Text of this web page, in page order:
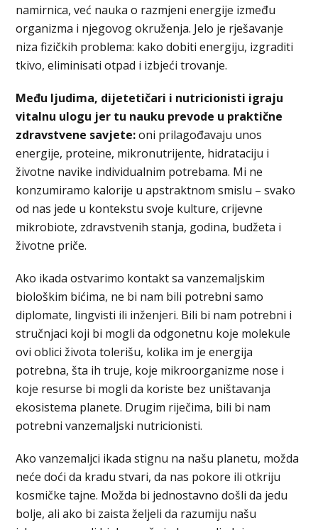
namirnica, već nauka o razmjeni energije između
organizma i njegovog okruženja. Jelo je rješavanje
niza fizičkih problema: kako dobiti energiju, izgraditi
tkivo, eliminisati otpad i izbjeći trovanje.
Među ljudima, dijetetičari i nutricionisti igraju
vitalnu ulogu jer tu nauku prevode u praktične
zdravstvene savjete:oni prilagođavaju unos
energije, proteine, mikronutrijente, hidrataciju i
životne navike individualnim potrebama. Mi ne
konzumiramo kalorije u apstraktnom smislu – svako
od nas jede u kontekstu svoje kulture, crijevne
mikrobiote, zdravstvenih stanja, godina, budžeta i
životne priče.
Ako ikada ostvarimo kontakt sa vanzemaljskim
biološkim bićima, ne bi nam bili potrebni samo
diplomate, lingvisti ili inženjeri. Bili bi nam potrebni i
stručnjaci koji bi mogli da odgonetnu koje molekule
ovi oblici života tolerišu, kolika im je energija
potrebna, šta ih truje, koje mikroorganizme nose i
koje resurse bi mogli da koriste bez uništavanja
ekosistema planete. Drugim riječima, bili bi nam
potrebni vanzemaljski nutricionisti.
Ako vanzemaljci ikada stignu na našu planetu, možda
neće doći da kradu stvari, da nas pokore ili otkriju
kosmičke tajne. Možda bi jednostavno došli da jedu
bolje, ali ako bi zaista željeli da razumiju našu